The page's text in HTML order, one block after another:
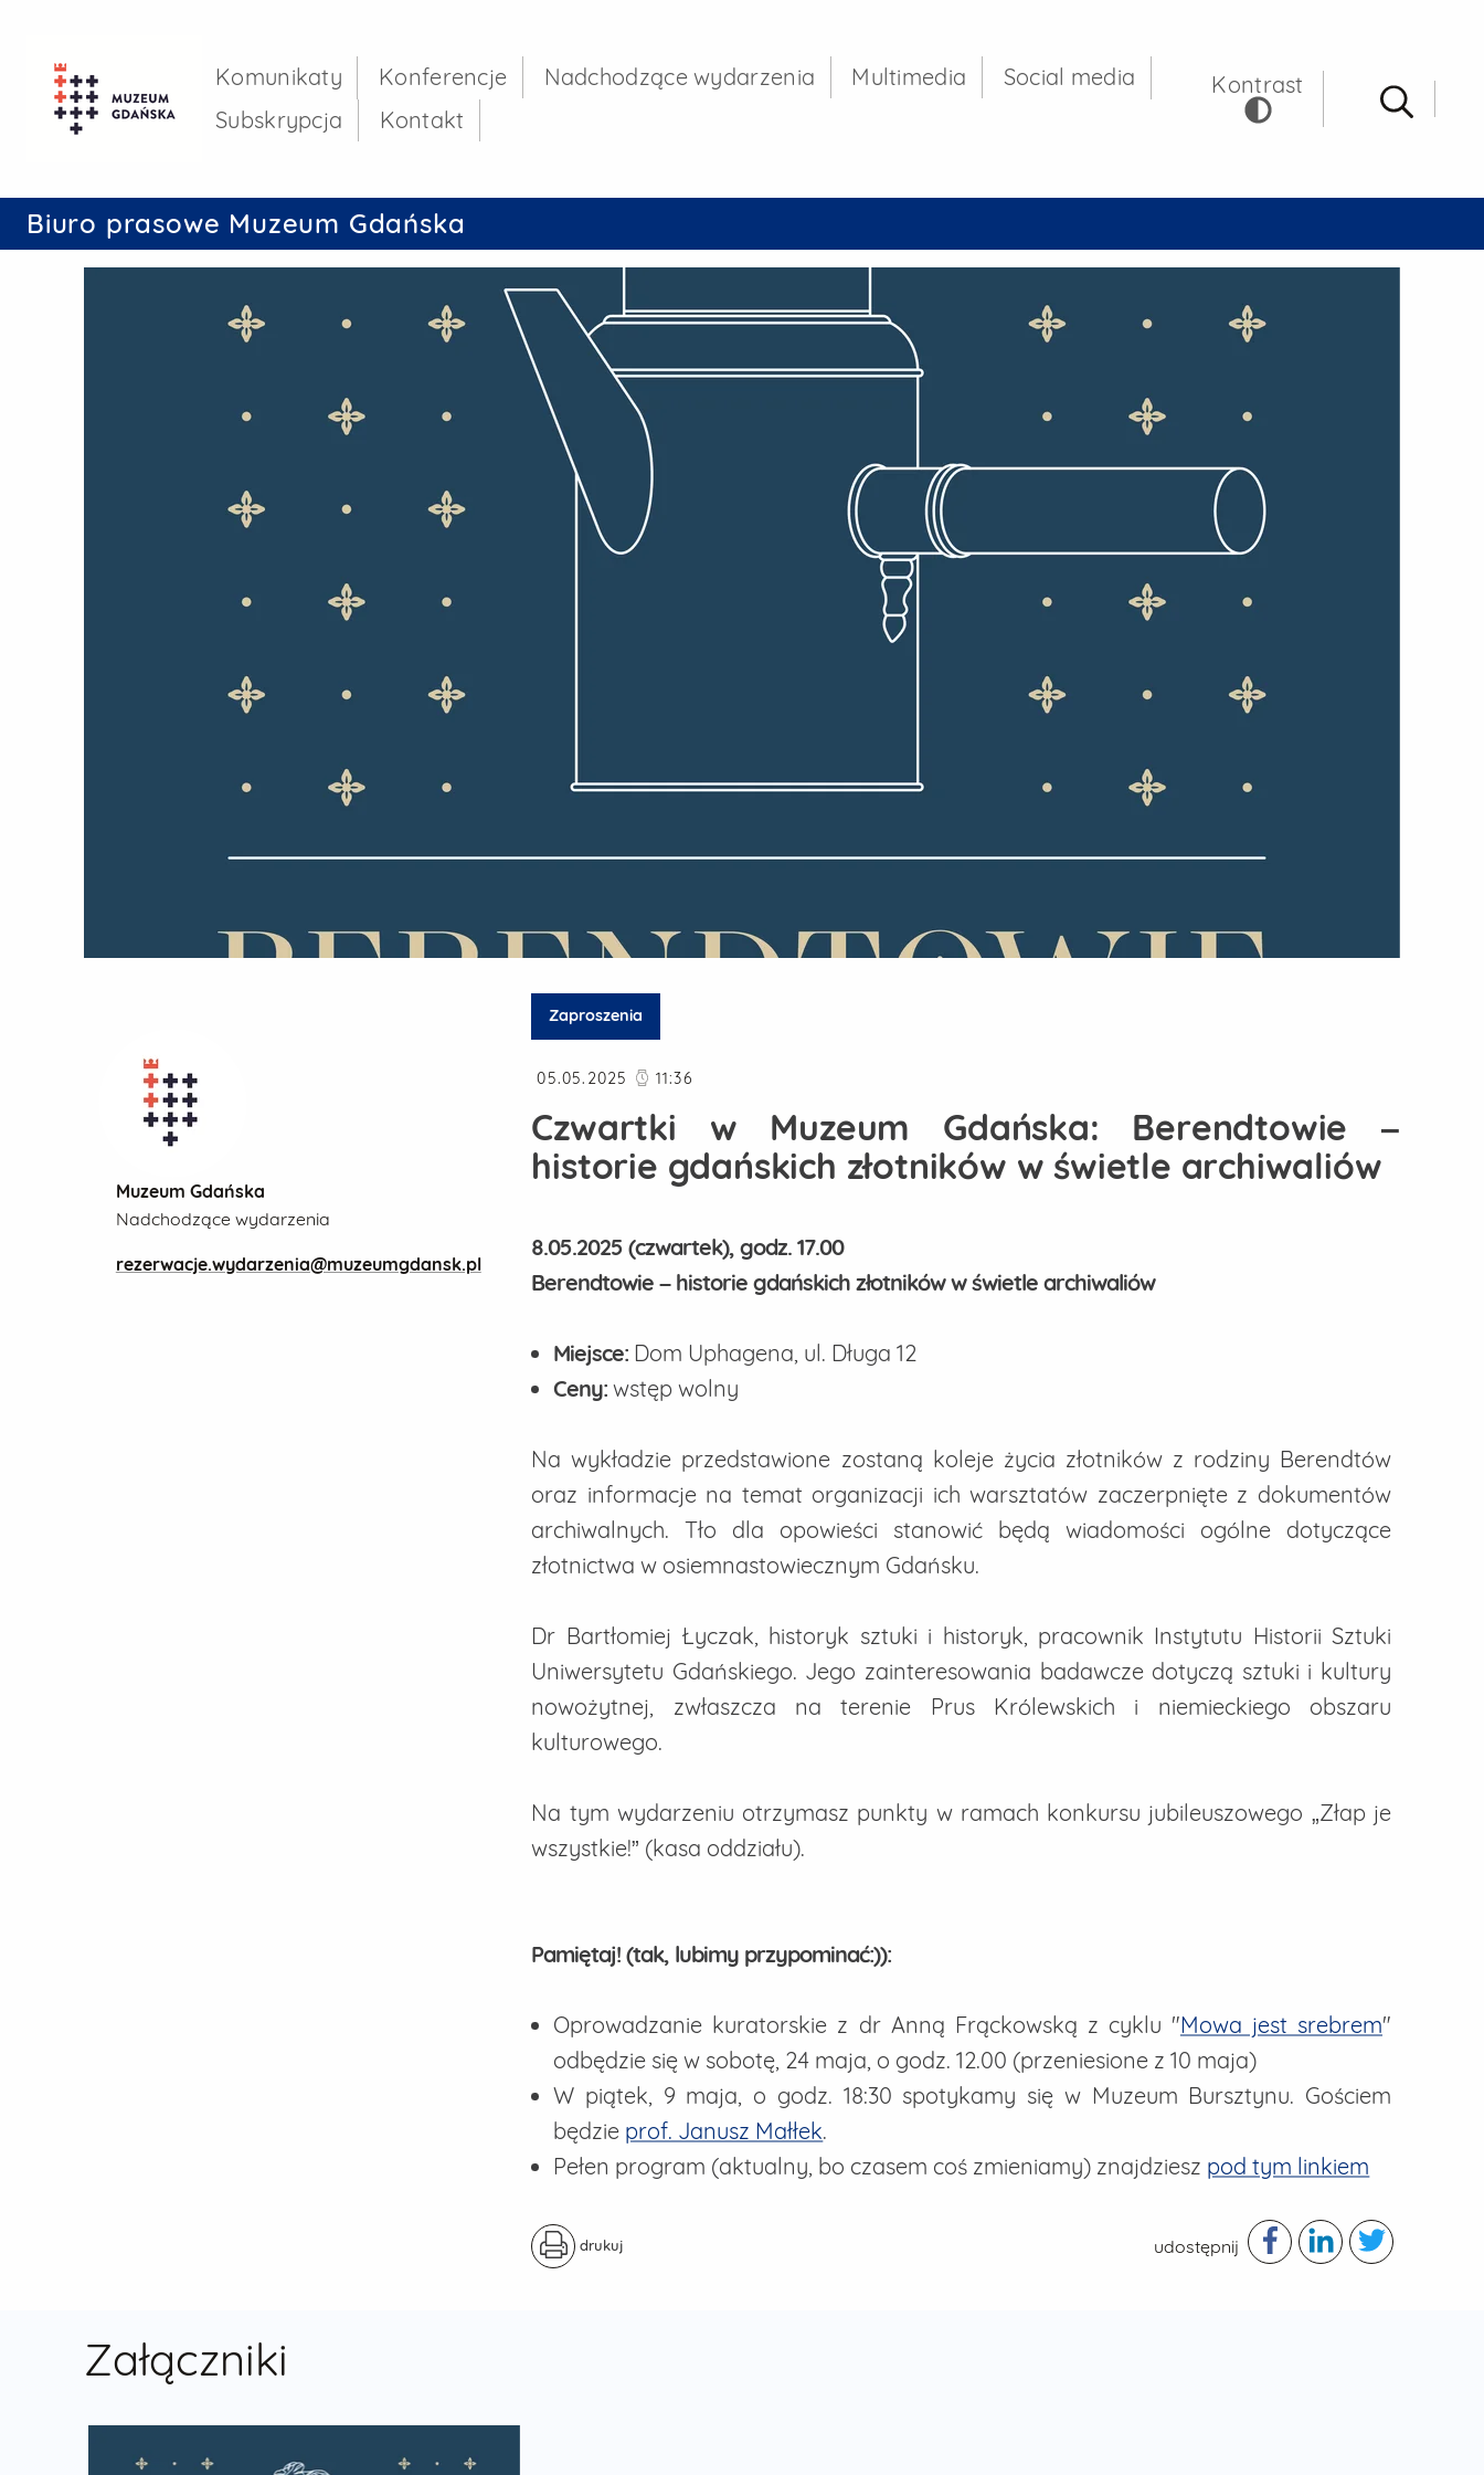
Referat Prasowy Urzędu Miejskiego w Gdańsku
Menu główne
Komunikaty Konferencje Nadchodzące wydarzenia Multimedia
Social media
Subskrypcja
Kontakt
Kontrast
Biuro prasowe Muzeum Gdańska
Muzeum Gdańska
Nadchodzące wydarzenia
rezerwacje.wydarzenia@muzeumgdansk.pl
Zaproszenia
Data publikacji
05.05.2025 11:36
Czwartki w Muzeum Gdańska: Berendtowie –
historie gdańskich złotników w świetle archiwaliów
8.05.2025 (czwartek), godz. 17.00
Berendtowie – historie gdańskich złotników w świetle archiwaliów
Miejsce: Dom Uphagena, ul. Długa 12
Ceny: wstęp wolny
Na wykładzie przedstawione zostaną koleje życia złotników z rodziny Berendtów
oraz informacje na temat organizacji ich warsztatów zaczerpnięte z dokumentów
archiwalnych. Tło dla opowieści stanowić będą wiadomości ogólne dotyczące
złotnictwa w osiemnastowiecznym Gdańsku.
Dr Bartłomiej Łyczak, historyk sztuki i historyk, pracownik Instytutu Historii Sztuki
Uniwersytetu Gdańskiego. Jego zainteresowania badawcze dotyczą sztuki i kultury
nowożytnej, zwłaszcza na terenie Prus Królewskich i niemieckiego obszaru
kulturowego.
Na tym wydarzeniu otrzymasz punkty w ramach konkursu jubileuszowego „Złap je
wszystkie!” (kasa oddziału).
Pamiętaj! (tak, lubimy przypominać:)):
Oprowadzanie kuratorskie z dr Anną Frąckowską z cyklu "Mowa jest srebrem"
odbędzie się w sobotę, 24 maja, o godz. 12.00 (przeniesione z 10 maja)
W piątek, 9 maja, o godz. 18:30 spotykamy się w Muzeum Bursztynu. Gościem
będzie prof. Janusz Małłek.
Pełen program (aktualny, bo czasem coś zmieniamy) znajdziesz pod tym linkiem
drukuj udostępnij
Załączniki